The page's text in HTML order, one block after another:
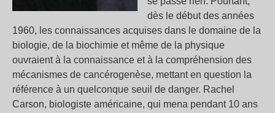
dès le début des années
1960, les connaissances acquises dans le domaine de la
biologie, de la biochimie et même de la physique
ouvraient à la connaissance et à la compréhension des
mécanismes de cancérogenèse, mettant en question la
référence à un quelconque seuil de danger. Rachel
Carson, biologiste américaine, qui mena pendant 10 ans